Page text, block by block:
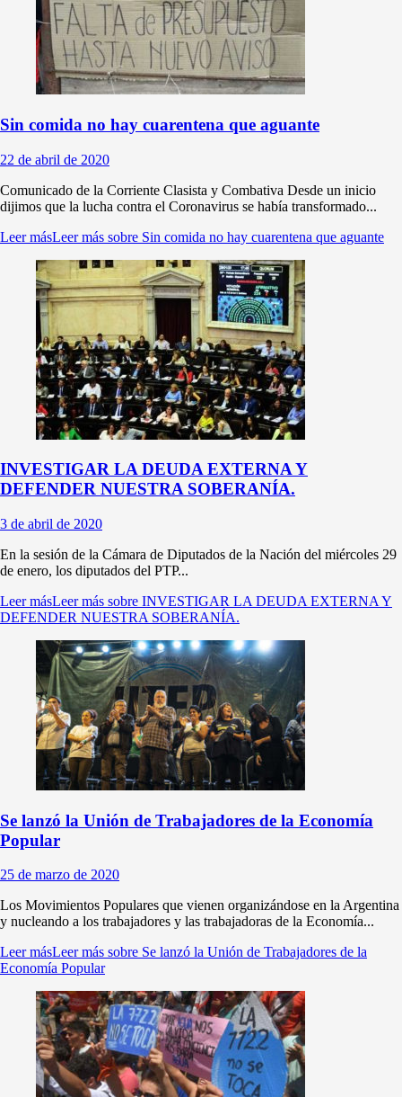
Sin comida no hay cuarentena que aguante
22 de abril de 2020
Comunicado de la Corriente Clasista y Combativa Desde un inicio
dijimos que la lucha contra el Coronavirus se había transformado...
Leer másLeer más sobre Sin comida no hay cuarentena que aguante
INVESTIGAR LA DEUDA EXTERNA Y
DEFENDER NUESTRA SOBERANÍA.
3 de abril de 2020
En la sesión de la Cámara de Diputados de la Nación del miércoles 29
de enero, los diputados del PTP...
Leer másLeer más sobre INVESTIGAR LA DEUDA EXTERNA Y
DEFENDER NUESTRA SOBERANÍA.
Se lanzó la Unión de Trabajadores de la Economía
Popular
25 de marzo de 2020
Los Movimientos Populares que vienen organizándose en la Argentina
y nucleando a los trabajadores y las trabajadoras de la Economía...
Leer másLeer más sobre Se lanzó la Unión de Trabajadores de la
Economía Popular